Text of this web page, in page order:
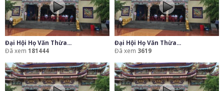
Đại Hội Họ Văn Thừa...
Đã xem 181444
Đại Hội Họ Văn Thừa...
Đã xem 3619